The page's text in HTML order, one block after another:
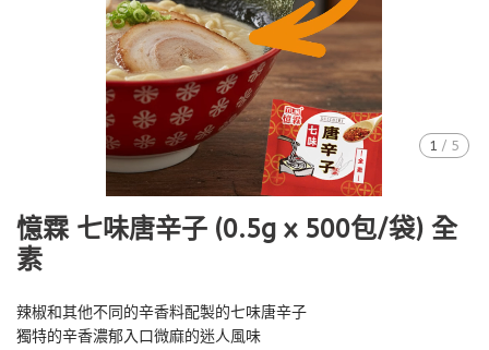
1 / 5
憶霖 七味唐辛子 (0.5g x 500包/袋) 全
素
辣椒和其他不同的辛香料配製的七味唐辛子
獨特的辛香濃郁入口微麻的迷人風味